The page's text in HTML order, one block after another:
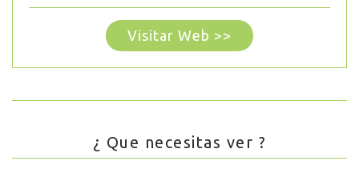
Visitar Web >>
¿ Que necesitas ver ?